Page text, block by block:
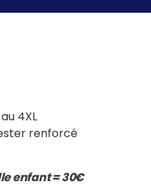
4XL
renforcé
enfant = 30€